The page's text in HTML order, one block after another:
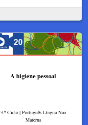
A higiene pessoal
3.º Ciclo | Português Língua Não
Materna